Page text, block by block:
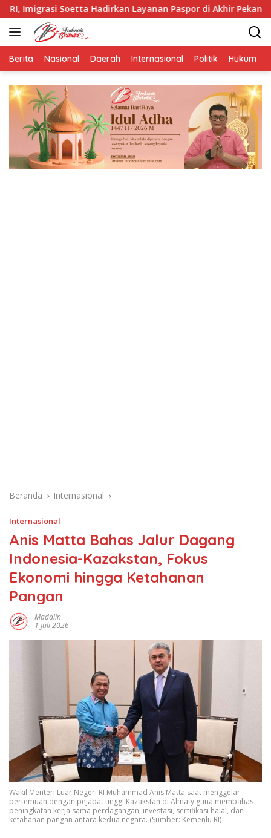
Langsung
ke
konten
Layanan Paspor di Akhir Pekan LBH HIMNI
Berita Nasional Daerah Internasional Politik Hukum
Beranda Internasional
Internasional
Anis Matta Bahas Jalur Dagang
Indonesia-Kazakstan, Fokus
Ekonomi hingga Ketahanan
Pangan
Madalin
1 Juli 2026
Wakil Menteri Luar Negeri RI Muhammad Anis Matta saat menggelar
pertemuan dengan pejabat tinggi Kazakstan di Almaty guna membahas
peningkatan kerja sama perdagangan, investasi, sertifikasi halal, dan
ketahanan pangan antara kedua negara. (Sumber: Kemenlu RI)